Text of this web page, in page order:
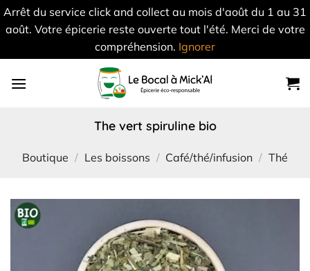
Arrêt du service click and collect au mois d'août du 1 au 31
août. Votre épicerie reste ouverte tout l'été. Merci de votre
compréhension. Ignorer
the vert spiruline bio
Boutique / Les boissons / Café/thé/infusion / Thé